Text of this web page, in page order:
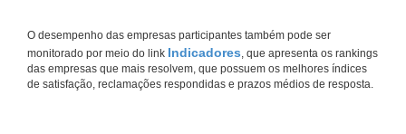
O desempenho das empresas participantes também pode ser
monitorado por meio do link Indicadores, que apresenta os rankings
das empresas que mais resolvem, que possuem os melhores índices
de satisfação, reclamações respondidas e prazos médios de resposta.